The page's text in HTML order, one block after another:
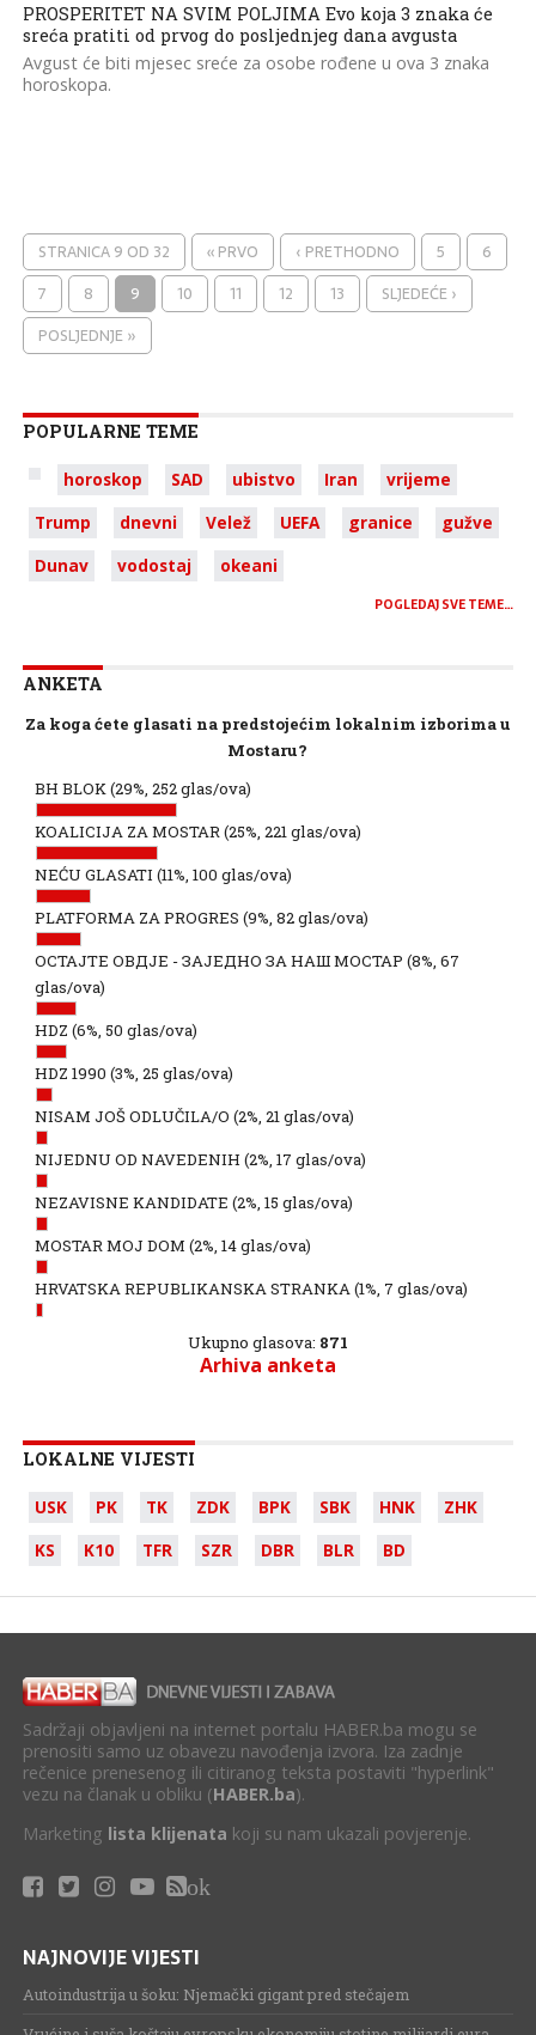
PROSPERITET NA SVIM POLJIMA Evo koja 3 znaka će
sreća pratiti od prvog do posljednjeg dana avgusta
Avgust će biti mjesec sreće za osobe rođene u ova 3 znaka
horoskopa.
STRANICA 9 OD 32 « PRVO ‹ PRETHODNO 5
6
7
8 9 10 11 12 13
SLJEDEĆE ›
POSLJEDNJE »
POPULARNE TEME
horoskop SAD ubistvo Iran
vrijeme
Trump
dnevni Velež UEFA granice
gužve
Dunav
vodostaj okeani
POGLEDAJ SVE TEME…
ANKETA
Za koga ćete glasati na predstojećim lokalnim izborima u
Mostaru?
BH BLOK(29%, 252 glas/ova)
KOALICIJA ZA MOSTAR(25%, 221 glas/ova)
NEĆU GLASATI (11%, 100 glas/ova)
PLATFORMA ZA PROGRES (9%, 82 glas/ova)
ОСТАЈТЕ ОВДЈЕ - ЗАЈЕДНО ЗА НАШ МОСТАР (8%, 67
glas/ova)
HDZ (6%, 50 glas/ova)
HDZ 1990 (3%, 25 glas/ova)
NISAM JOŠ ODLUČILA/O (2%, 21 glas/ova)
NIJEDNU OD NAVEDENIH (2%, 17 glas/ova)
NEZAVISNE KANDIDATE (2%, 15 glas/ova)
MOSTAR MOJ DOM (2%, 14 glas/ova)
HRVATSKA REPUBLIKANSKA STRANKA(1%, 7 glas/ova)
Ukupno glasova: 871
Arhiva anketa
LOKALNE VIJESTI
USK PK TK ZDK BPK SBK HNK
ZHK
KS
K10 TFR SZR DBR BLR BD
Sadržaji objavljeni na internet portalu HABER.ba mogu se
prenositi samo uz obavezu navođenja izvora. Iza zadnje
rečenice prenesenog ili citiranog teksta postaviti "hyperlink"
vezu na članak u obliku (HABER.ba).
Marketing lista klijenata koji su nam ukazali povjerenje.
ok
NAJNOVIJE VIJESTI
Autoindustrija u šoku: Njemački gigant pred stečajem